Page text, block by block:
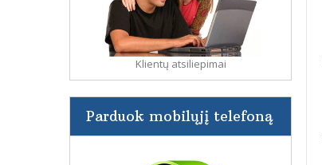
Klientų atsiliepimai
Parduok mobilųjį telefoną